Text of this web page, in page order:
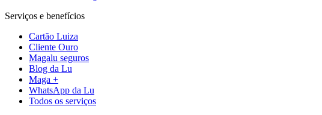
Serviços e benefícios
Cartão Luiza
Cliente Ouro
Magalu seguros
Blog da Lu
Maga +
WhatsApp da Lu
Todos os serviços